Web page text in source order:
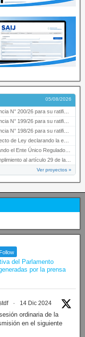
05/08/2026
200/26 para su ratificación.
199/26 para su ratificación.
198/26 para su ratificación.
la esencialidad del servicio educativ…
de servicios públicos de la …
29 de la Ley provincial N° 1399…
Ver proyectos »
Follow
del Parlamento
por la prensa
· 14 Dic 2024
ordinaria de la
en el siguiente